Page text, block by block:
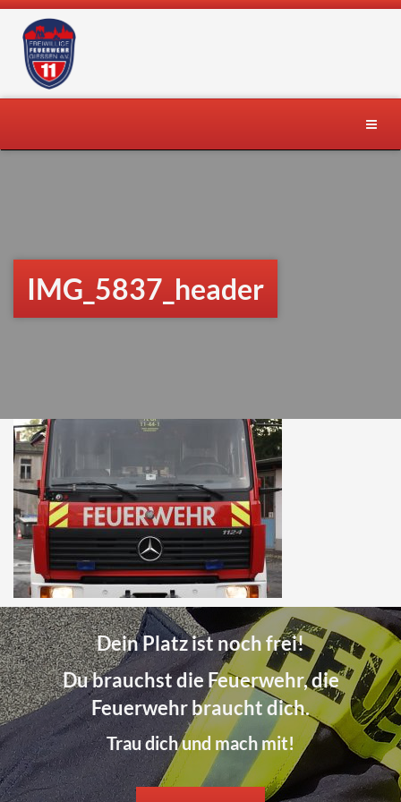
Skip
content
Toggle
IMG_5837_header
Dein Platz ist noch frei!
Du brauchst die Feuerwehr, die
Feuerwehr braucht dich.
Trau dich und mach mit!